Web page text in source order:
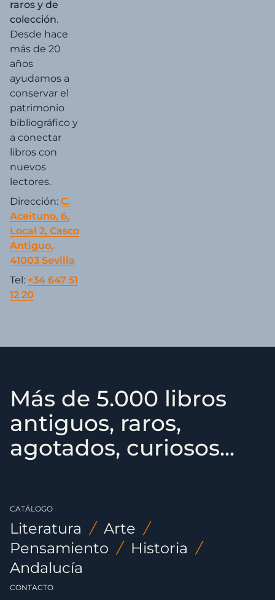
raros y de
colección.
Desde hace
más de 20
años
ayudamos a
conservar el
patrimonio
bibliográfico y
a conectar
libros con
nuevos
lectores.
Dirección: C.
Aceituno, 6,
Local 2, Casco
Antiguo,
41003 Sevilla
Tel: +34 647 51
12 20
Más de 5.000 libros
antiguos, raros,
agotados, curiosos...
CATÁLOGO
Literatura / Arte /
Pensamiento / Historia /
Andalucía
CONTACTO